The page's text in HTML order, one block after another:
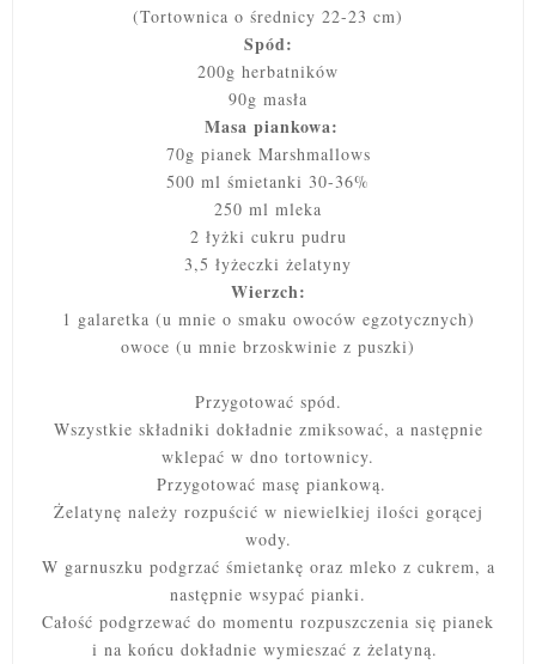
(Tortownica o średnicy 22-23 cm)
Spód:
200g herbatników
90g masła
Masa piankowa:
70g pianek Marshmallows
500 ml śmietanki 30-36%
250 ml mleka
2 łyżki cukru pudru
3,5 łyżeczki żelatyny
Wierzch:
1 galaretka (u mnie o smaku owoców egzotycznych)
owoce (u mnie brzoskwinie z puszki)
Przygotować spód.
Wszystkie składniki dokładnie zmiksować, a następnie
wklepać w dno tortownicy.
Przygotować masę piankową.
Żelatynę należy rozpuścić w niewielkiej ilości gorącej
wody.
W garnuszku podgrzać śmietankę oraz mleko z cukrem, a
następnie wsypać pianki.
Całość podgrzewać do momentu rozpuszczenia się pianek
i na końcu dokładnie wymieszać z żelatyną.